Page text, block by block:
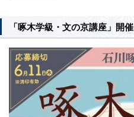
「啄木学級・文の京講座」開催